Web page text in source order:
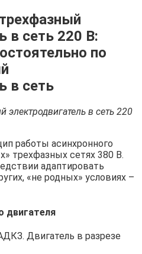
в сеть 220 В:
по
в сеть
в сеть 220
работы асинхронного
трехфазных сетях 380 В.
адаптировать
«не родных» условиях –
двигателя
Двигатель в разрезе